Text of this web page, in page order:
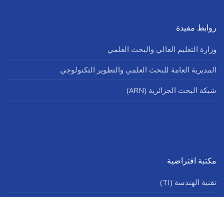
روابط مفيدة
وزارة التعليم العالي والبحث العلمي
المديرية العامة للبحث العلمي والتطوير التكنولوجي
شبكة البحث الجزائرية (ARN)
مكتبة افتراضية
تقنية الهندسة (TI)